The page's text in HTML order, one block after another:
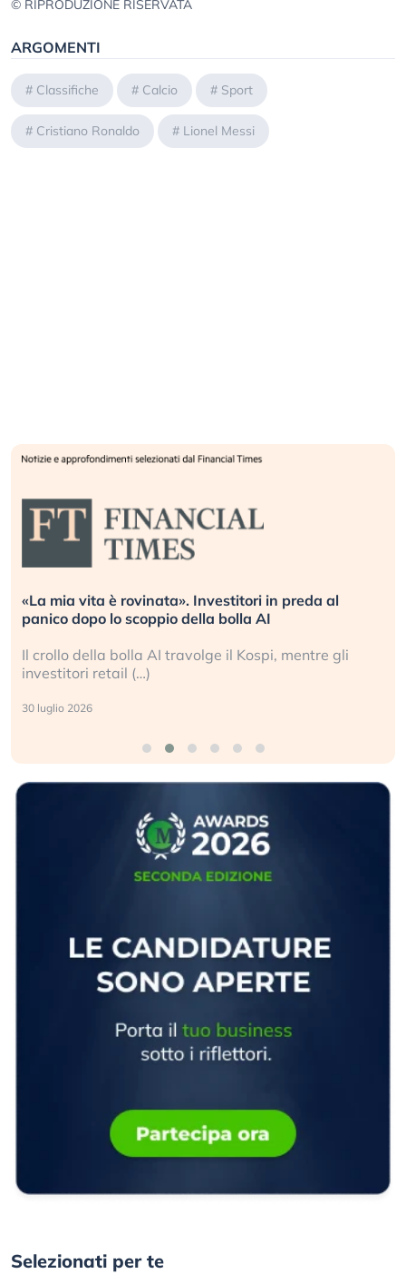
© RIPRODUZIONE RISERVATA
ARGOMENTI
# Classifiche # Calcio # Sport
# Cristiano Ronaldo # Lionel Messi
Quando la finanza pesa più dell’economia reale.
L’America sta ripetendo gli errori del 2008?
La ricchezza mondiale cresce, ma è sempre più
sganciata dall’economia reale. (…)
24 luglio 2026
Selezionati per te